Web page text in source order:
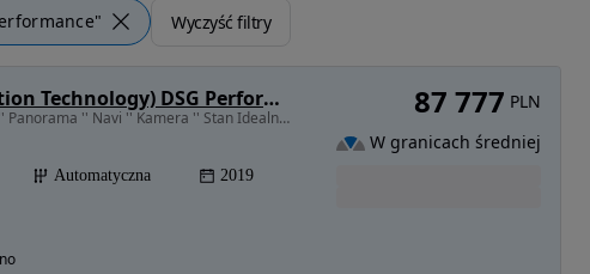
Wyczyść filtry
Volkswagen Golf GTI (BlueMotion Technology) DSG Performance
1984 cm3 • 245 KM • '' Performance '' Led '' Panorama '' Navi '' Kamera '' Stan Idealny ''
Automatyczna 2019
87 777 PLN
W granicach średniej